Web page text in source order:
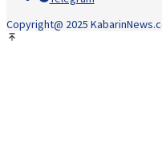
Copyright@ 2025